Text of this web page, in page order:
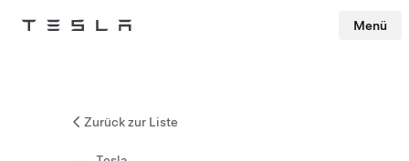
Tesla Menü
Zurück zur Liste